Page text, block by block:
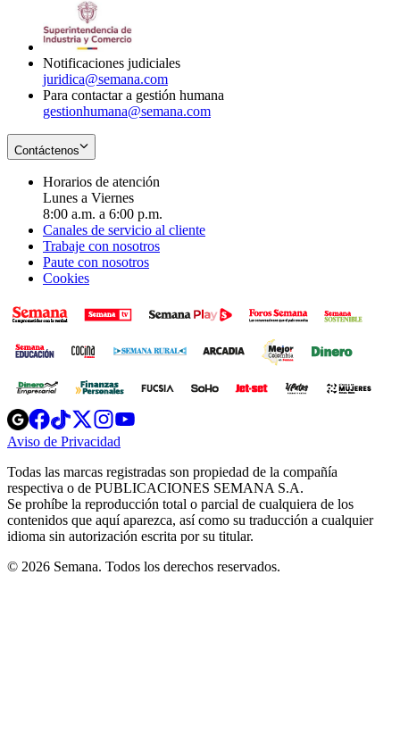
Notificaciones judiciales
juridica@semana.com
Para contactar a gestión humana
gestionhumana@semana.com
Contáctenos
Horarios de atención
Lunes a Viernes
8:00 a.m. a 6:00 p.m.
Canales de servicio al cliente
Trabaje con nosotros
Paute con nosotros
Cookies
Opens
in
new
Opens
in
new
Opens
in
new
window
Opens
new
windowwindow
Aviso de Privacidad
new
window
Todas las marcas registradas son propiedad de la compañía
respectiva o de PUBLICACIONES SEMANA S.A.
Se prohíbe la reproducción total o parcial de cualquiera de los
contenidos que aquí aparezca, así como su traducción a cualquier
idioma sin autorización escrita por su titular.
© 2026 Semana. Todos los derechos reservados.